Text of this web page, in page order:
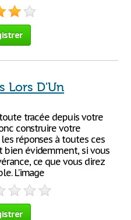
Lors D'Un
tracée depuis votre
construire votre
réponses à toutes ces
bien évidemment, si vous
ce que vous direz
L’image